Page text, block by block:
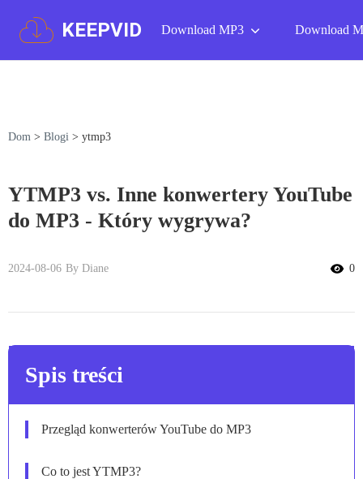
KEEPVID Download MP3 Download
Dom > Blogi > ytmp3
YTMP3 vs. Inne konwertery YouTube
do MP3 - Który wygrywa?
2024-08-06 By Diane 0
Spis treści
Przegląd konwerterów YouTube do MP3
Co to jest YTMP3?